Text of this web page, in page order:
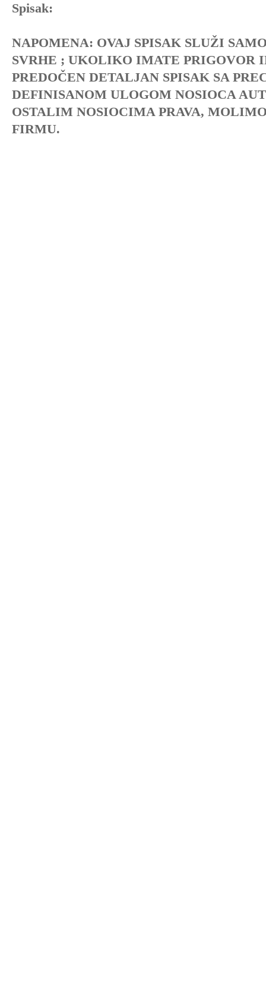
Spisak:
NAPOMENA: OVAJ SPISAK SLUŽI
SVRHE ; UKOLIKO IMATE PRIGOVOR
PREDOČEN DETALJAN SPISAK SA
DEFINISANOM ULOGOM NOSIOCA
OSTALIM NOSIOCIMA PRAVA,
FIRMU.